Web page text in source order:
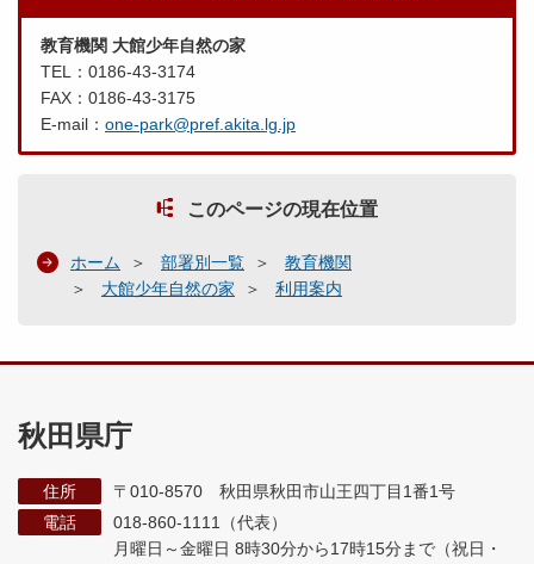
教育機関 大館少年自然の家
TEL：0186-43-3174
FAX：0186-43-3175
E-mail： one-park@pref.akita.lg.jp
このページの現在位置
ホーム 部署別一覧
教育機関
大館少年自然の家
利用案内
秋田県庁
住所
〒010-8570 秋田県秋田市山王四丁目1番1号
電話
018-860-1111（代表）
月曜日～金曜日 8時30分から17時15分まで （祝日・